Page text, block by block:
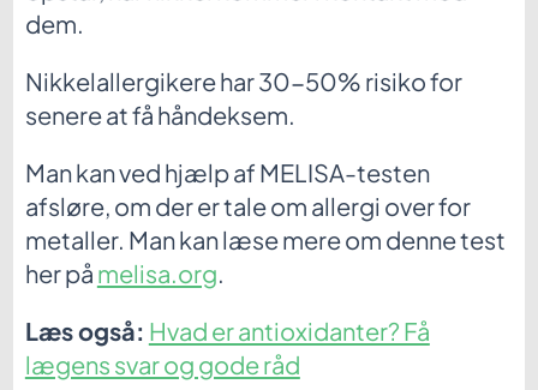
dem.
Nikkelallergikere har 30-50% risiko for
senere at få håndeksem.
Man kan ved hjælp af MELISA-testen
afsløre, om der er tale om allergi over for
metaller. Man kan læse mere om denne test
her på melisa.org.
Læs også: Hvad er antioxidanter? Få
lægens svar og gode råd